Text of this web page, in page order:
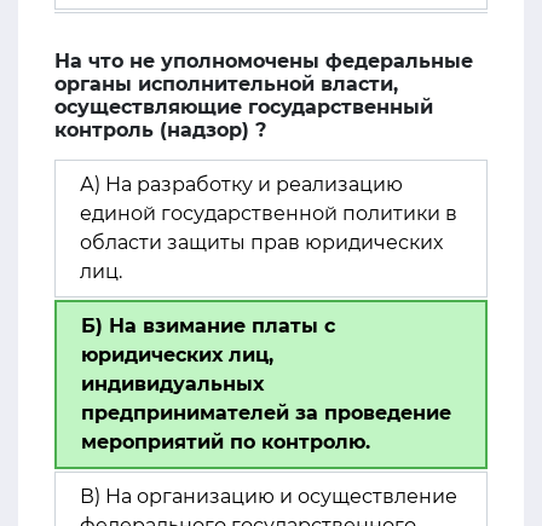
На что не уполномочены федеральные
органы исполнительной власти,
осуществляющие государственный
контроль (надзор) ?
А) На разработку и реализацию
единой государственной политики в
области защиты прав юридических
лиц.
Б) На взимание платы с
юридических лиц,
индивидуальных
предпринимателей за проведение
мероприятий по контролю.
В) На организацию и осуществление